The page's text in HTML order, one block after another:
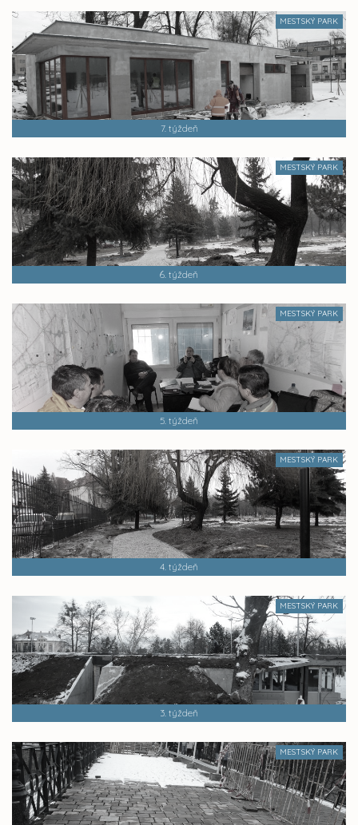
MESTSKÝ PARK
7. týždeň
MESTSKÝ PARK
6. týždeň
MESTSKÝ PARK
5. týždeň
MESTSKÝ PARK
4. týždeň
MESTSKÝ PARK
3. týždeň
MESTSKÝ PARK